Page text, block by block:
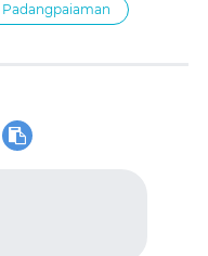
Padangpaiaman